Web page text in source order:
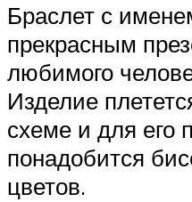
Браслет с
прекрасным
любимого
Изделие
схеме и для его
понадобится
цветов.